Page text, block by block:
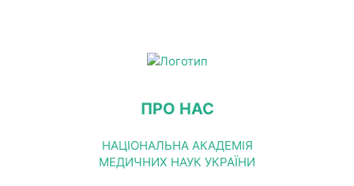
ПРО НАС
НАЦІОНАЛЬНА АКАДЕМІЯ
МЕДИЧНИХ НАУК УКРАЇНИ